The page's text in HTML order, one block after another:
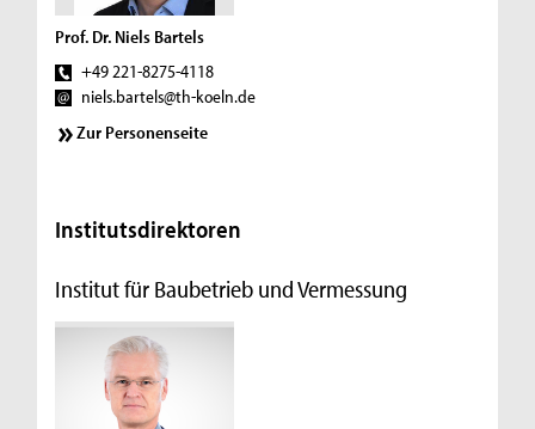
Prof. Dr. Niels Bartels
+49 221-8275-4118
niels.bartels@th-koeln.de
Zur Personenseite
Institutsdirektoren
Institut für Baubetrieb und Vermessung